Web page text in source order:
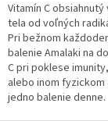
Vitamín C
tela od voľných
Pri bežnom
balenie Amalaki na
C pri poklese
alebo inom
jedno balenie denne.